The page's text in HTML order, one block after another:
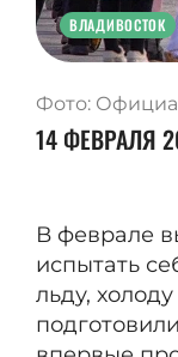
ВЛАДИВОСТОК
14 ФЕВРАЛЯ
Фото:
В феврале
испытать
льду,